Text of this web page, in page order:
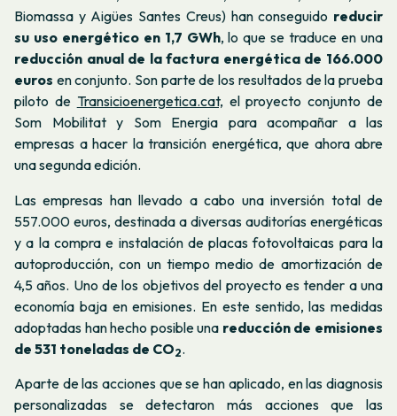
Biomassa y Aigües Santes Creus) han conseguido reducir
su uso energético en 1,7 GWh, lo que se traduce en una
reducción anual de la factura energética de 166.000
euros en conjunto. Son parte de los resultados de la prueba
piloto de Transicioenergetica.cat, el proyecto conjunto de
Som Mobilitat y Som Energia para acompañar a las
empresas a hacer la transición energética, que ahora abre
una segunda edición.
Las empresas han llevado a cabo una inversión total de
557.000 euros, destinada a diversas auditorías energéticas
y a la compra e instalación de placas fotovoltaicas para la
autoproducción, con un tiempo medio de amortización de
4,5 años. Uno de los objetivos del proyecto es tender a una
economía baja en emisiones. En este sentido, las medidas
adoptadas han hecho posible una reducción de emisiones
de 531 toneladas de CO2.
Aparte de las acciones que se han aplicado, en las diagnosis
personalizadas se detectaron más acciones que las